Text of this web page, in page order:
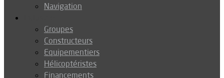
Navigation
Groupes
Constructeurs
Equipementiers
Hélicoptéristes
Financements